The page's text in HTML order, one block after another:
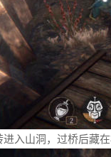
入山洞，过桥后藏